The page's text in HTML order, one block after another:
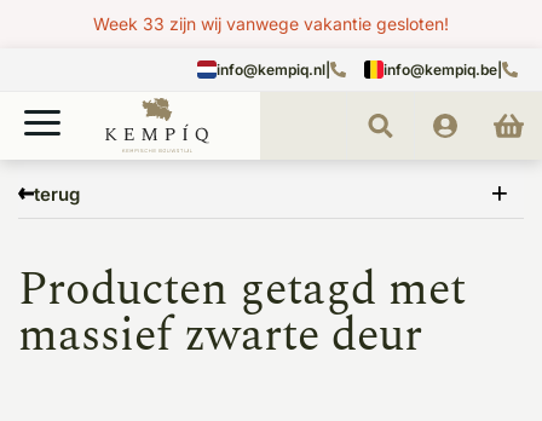
Week 33 zijn wij vanwege vakantie gesloten!
info@kempiq.nl info@kempiq.be
terug
massief zwarte deur
Producten getagd met
massief zwarte deur